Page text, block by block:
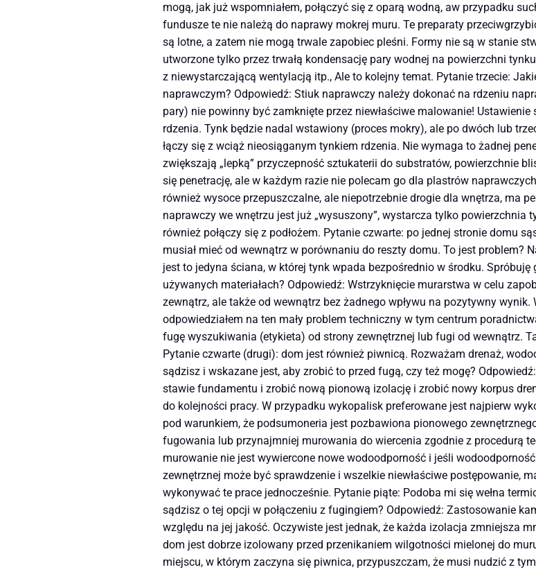
mogą, jak już wspomniałem, połączyć się z oparą wodną, ​​aw przypadku
fundusze te nie należą do naprawy mokrej muru. Te preparaty
są lotne, a zatem nie mogą trwale zapobiec pleśni. Formy nie są w stanie
utworzone tylko przez trwałą kondensację pary wodnej na powierzchni
z niewystarczającą wentylacją itp., Ale to kolejny temat. Pytanie trzecie:
naprawczym? Odpowiedź: Stiuk naprawczy należy dokonać na rdzeniu
pary) nie powinny być zamknięte przez niewłaściwe malowanie!
rdzenia. Tynk będzie nadal wstawiony (proces mokry), ale po dwóch lub
łączy się z wciąż nieosiąganym tynkiem rdzenia. Nie wymaga to żadnej
zwiększają „lepką” przyczepność sztukaterii do substratów, powierzchnie
się penetrację, ale w każdym razie nie polecam go dla plastrów
również wysoce przepuszczalne, ale niepotrzebnie drogie dla wnętrza, ma
naprawczy we wnętrzu jest już „wysuszony”, wystarcza tylko
również połączy się z podłożem. Pytanie czwarte: po jednej stronie domu
musiał mieć od wewnątrz w porównaniu do reszty domu. To jest
jest to jedyna ściana, w której tynk wpada bezpośrednio w środku.
używanych materiałach? Odpowiedź: Wstrzyknięcie murarstwa w celu
zewnątrz, ale także od wewnątrz bez żadnego wpływu na pozytywny
odpowiedziałem na ten mały problem techniczny w tym centrum
fugę wyszukiwania (etykieta) od strony zewnętrznej lub fugi od wewnątrz.
Pytanie czwarte (drugi): dom jest również piwnicą. Rozważam drenaż,
sądzisz i wskazane jest, aby zrobić to przed fugą, czy też mogę?
stawie fundamentu i zrobić nową pionową izolację i zrobić nowy korpus
do kolejności pracy. W przypadku wykopalisk preferowane jest najpierw
pod warunkiem, że podsumoneria jest pozbawiona pionowego
fugowania lub przynajmniej murowania do wiercenia zgodnie z procedurą
murowanie nie jest wywiercone nowe wodoodporność i jeśli
zewnętrznej może być sprawdzenie i wszelkie niewłaściwe postępowanie,
wykonywać te prace jednocześnie. Pytanie piąte: Podoba mi się wełna
sądzisz o tej opcji w połączeniu z fugingiem? Odpowiedź: Zastosowanie
względu na jej jakość. Oczywiste jest jednak, że każda izolacja zmniejsza
dom jest dobrze izolowany przed przenikaniem wilgotności mielonej do
miejscu, w którym zaczyna się piwnica, przypuszczam, że musi nudzić z